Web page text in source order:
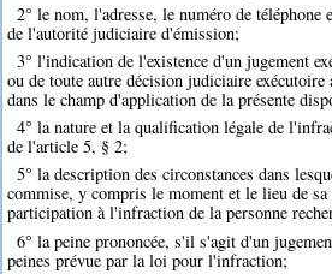
2° le nom, l'adresse, le numéro de téléphone
de l'autorité judiciaire d'émission;
3° l'indication de l'existence d'un jugement
ou de toute autre décision judiciaire exécutoire
dans le champ d'application de la présente
4° la nature et la qualification légale de
de l'article 5, § 2;
5° la description des circonstances dans
commise, y compris le moment et le lieu de
participation à l'infraction de la personne
6° la peine prononcée, s'il s'agit d'un
peines prévue par la loi pour l'infraction;